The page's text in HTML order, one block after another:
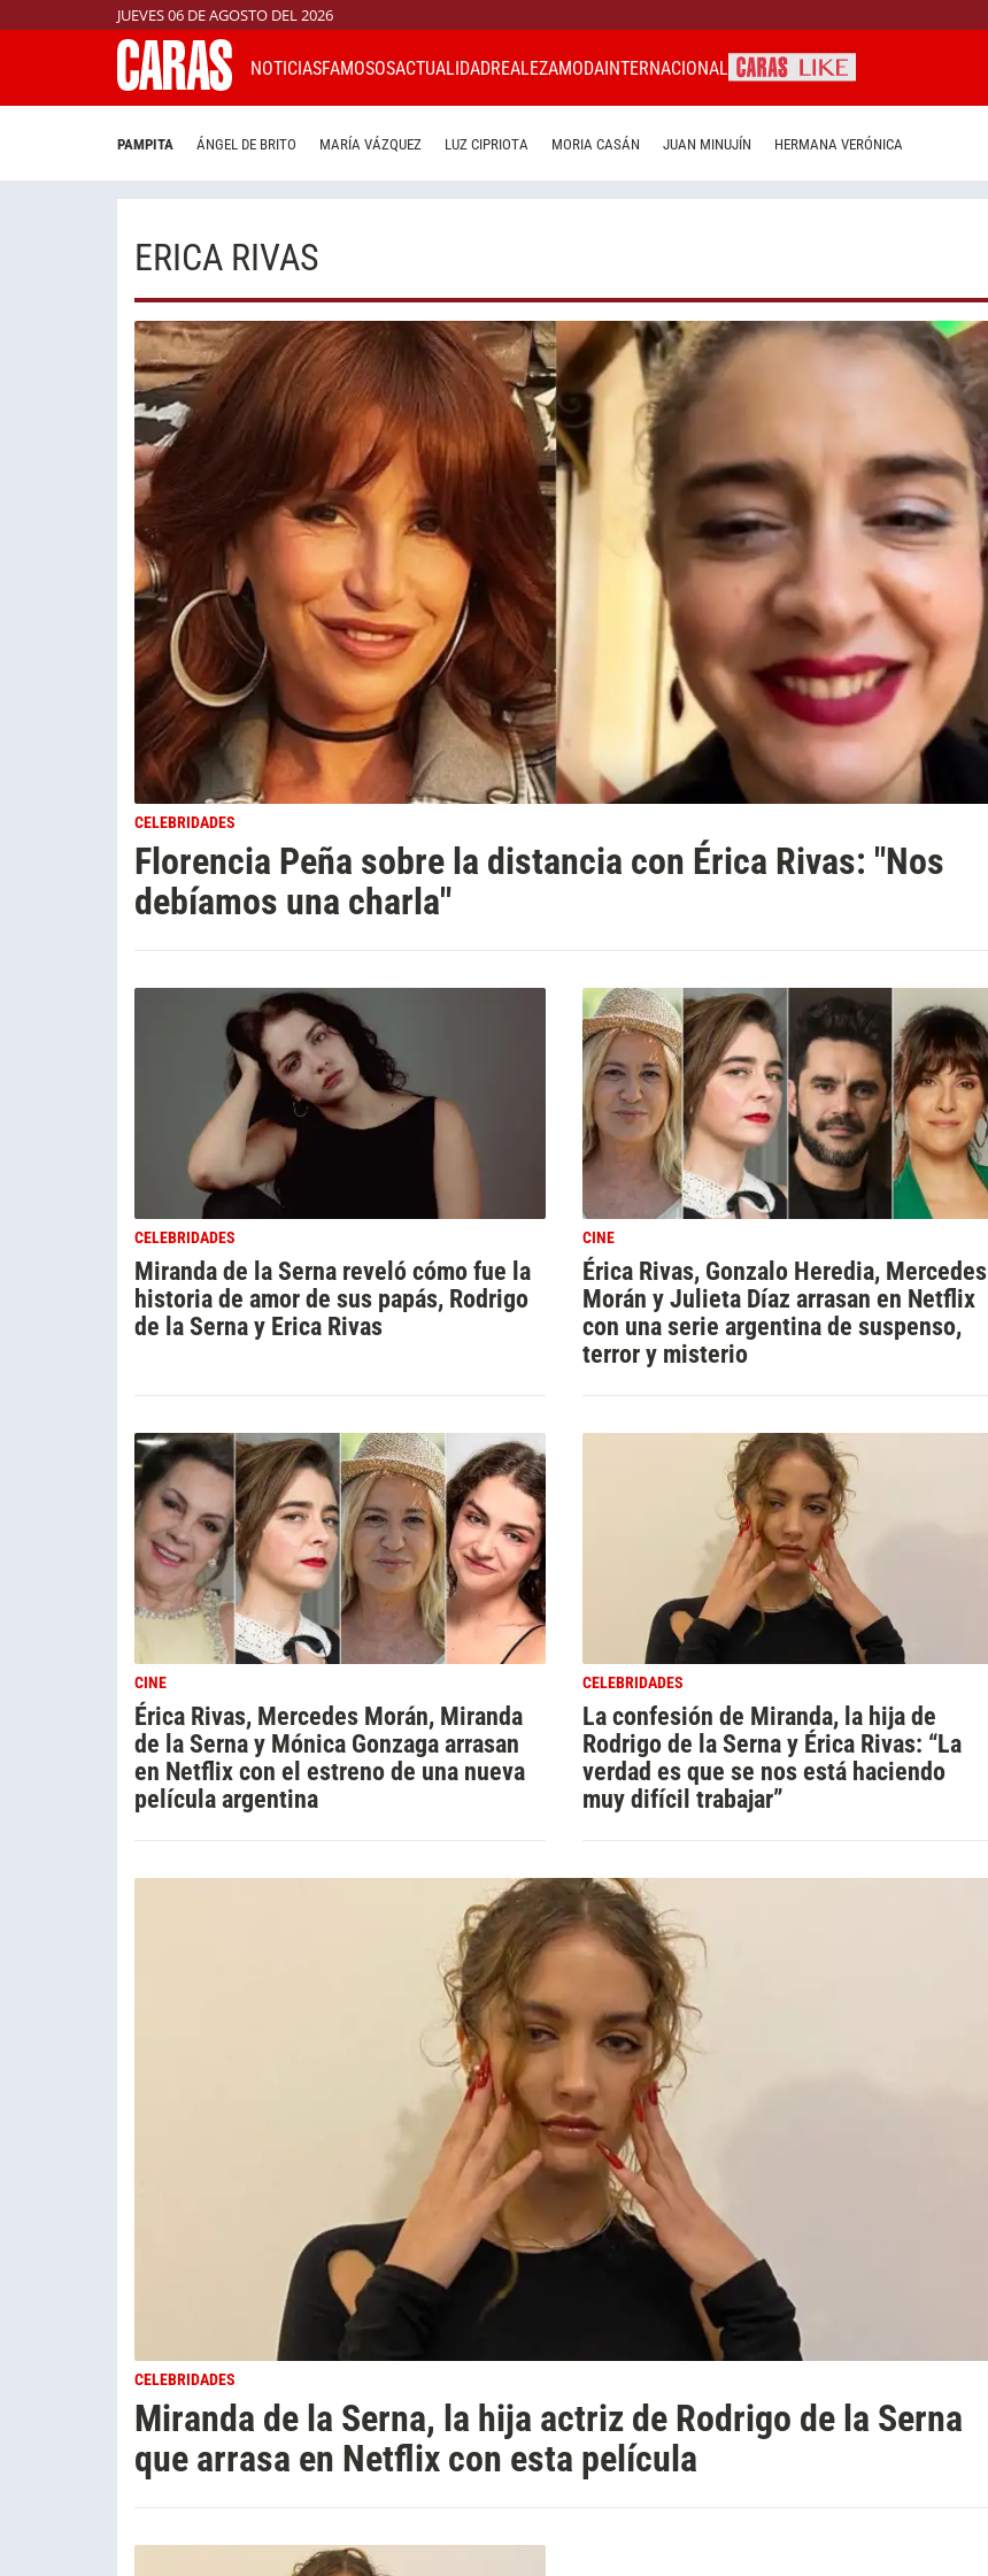
JUEVES 06 DE AGOSTO DEL 2026
NOTICIASFAMOSOSACTUALIDADREALEZAMODAINTERNACIONAL
PAMPITA ÁNGEL DE BRITO MARÍA VÁZQUEZ LUZ CIPRIOTA MORIA CASÁN JUAN MINUJÍN HERMANA VERÓNICA
ERICA RIVAS
CELEBRIDADES
Florencia Peña sobre la distancia con Érica Rivas: "Nos
debíamos una charla"
CELEBRIDADES
Miranda de la Serna reveló cómo fue la
historia de amor de sus papás, Rodrigo
de la Serna y Erica Rivas
CINE
Érica Rivas, Gonzalo Heredia, Mercedes
Morán y Julieta Díaz arrasan en Netflix
con una serie argentina de suspenso,
terror y misterio
CINE
Érica Rivas, Mercedes Morán, Miranda
de la Serna y Mónica Gonzaga arrasan
en Netflix con el estreno de una nueva
película argentina
CELEBRIDADES
La confesión de Miranda, la hija de
Rodrigo de la Serna y Érica Rivas: “La
verdad es que se nos está haciendo
muy difícil trabajar”
CELEBRIDADES
Miranda de la Serna, la hija actriz de Rodrigo de la Serna
que arrasa en Netflix con esta película